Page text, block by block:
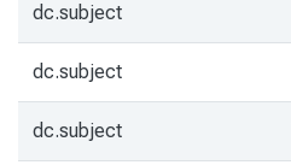
dc.subject
dc.subject
dc.subject